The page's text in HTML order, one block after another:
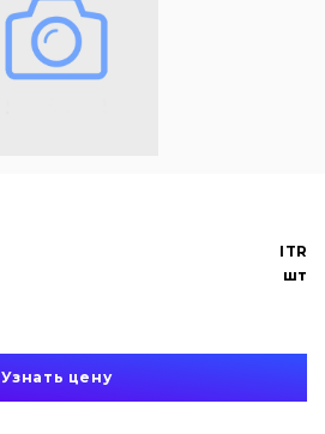
ITR
шт
Узнать цену